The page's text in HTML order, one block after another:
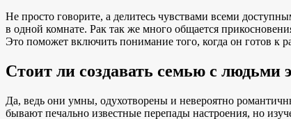
Не просто говорите, а делитесь чувствами всеми
в одной комнате. Рак так же много общается
Это поможет включить понимание того, когда он готов к
Стоит ли создавать семью с людьми
Да, ведь они умны, одухотворены и невероятно
бывают печально известные перепады настроения, но